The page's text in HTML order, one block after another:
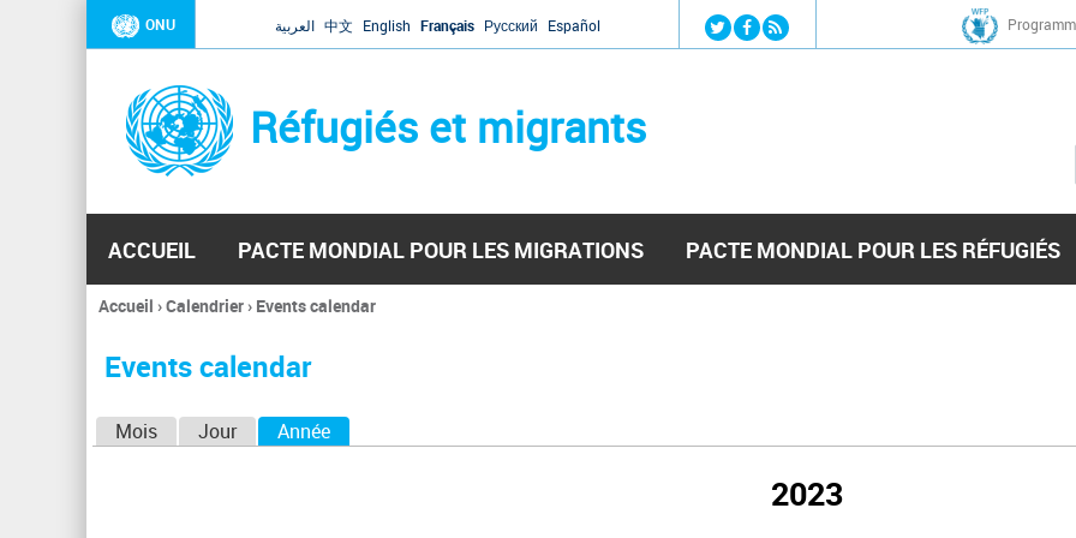
Jump to navigation
ONU العربية 中文 English Français Русский Español
Réfugiés et migrants
ACCUEIL PACTE MONDIAL POUR LES MIGRATIONS PACTE MONDIAL POUR LES RÉFUGIÉS
Vous
ici
Accueil ›Calendrier› Events calendar
Events calendar
Mois Jour Année
2023